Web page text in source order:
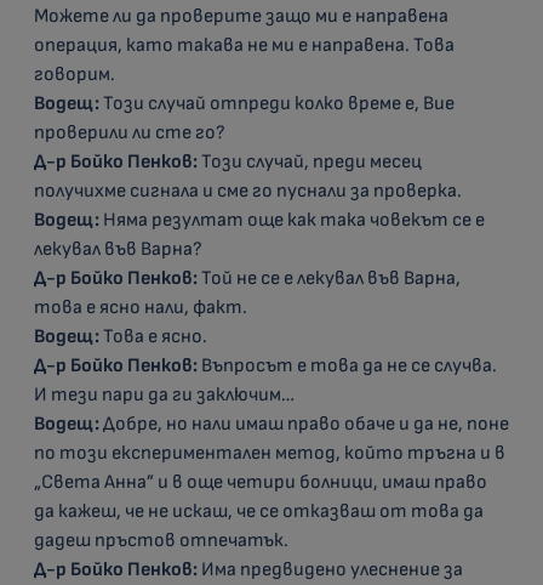
Можете ли да проверите защо ми е направена
операция, като такава не ми е направена. Това
говорим.
Водещ:Този случай отпреди колко време е, Вие
проверили ли сте го?
Д-р Бойко Пенков:Този случай, преди месец
получихме сигнала и сме го пуснали за проверка.
Водещ: Няма резултат още как така човекът се е
лекувал във Варна?
Д-р Бойко Пенков:Той не се е лекувал във Варна,
това е ясно нали, факт.
Водещ:Това е ясно.
Д-р Бойко Пенков: Въпросът е това да не се случва.
И тези пари да ги заключим…
Водещ:Добре, но нали имаш право обаче и да не, поне
по този експериментален метод, който тръгна и в
„Света Анна” и в още четири болници, имаш право
да кажеш, че не искаш, че се отказваш от това да
дадеш пръстов отпечатък.
Д-р Бойко Пенков: Има предвидено улеснение за